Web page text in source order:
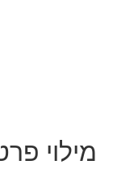
מילוי